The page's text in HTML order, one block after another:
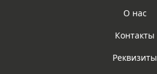
О нас
Контакты
Реквизиты